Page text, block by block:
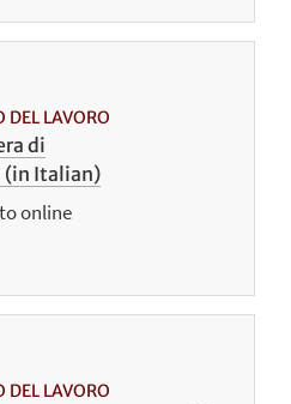
DEL LAVORO
di
(in Italian)
online
DEL LAVORO